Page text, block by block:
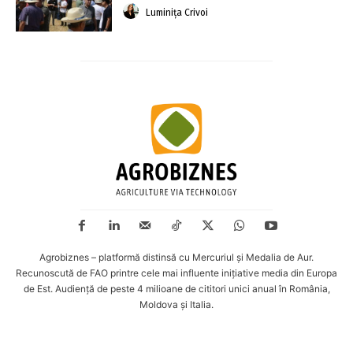
Luminița Crivoi
Agrobiznes – platformă distinsă cu Mercuriul și Medalia de Aur.
Recunoscută de FAO printre cele mai influente inițiative media din Europa
de Est. Audiență de peste 4 milioane de cititori unici anual în România,
Moldova și Italia.